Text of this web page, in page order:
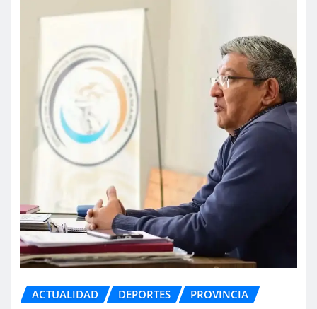
ACTUALIDAD DEPORTES PROVINCIA